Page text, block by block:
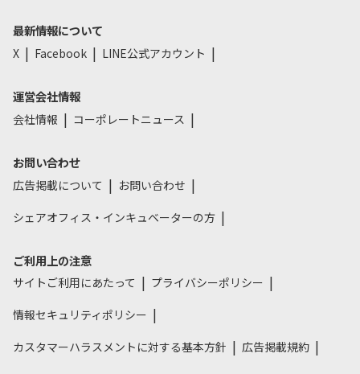
最新情報について
X Facebook LINE公式アカウント
運営会社情報
会社情報 コーポレートニュース
お問い合わせ
広告掲載について
お問い合わせ
シェアオフィス・インキュベーターの方
ご利用上の注意
サイトご利用にあたって
プライバシーポリシー
情報セキュリティポリシー
カスタマーハラスメントに対する基本方針
広告掲載規約